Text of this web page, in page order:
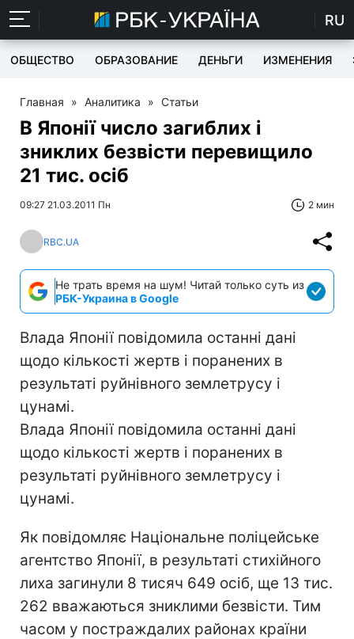
RU
ОБЩЕСТВО ОБРАЗОВАНИЕ ДЕНЬГИ ИЗМЕНЕНИЯ
Главная » Аналитика » Статьи
В Японії число загиблих і
зниклих безвісти перевищило
21 тис. осіб
09:27 21.03.2011 Пн 2 мин
RBC.UA
Не трать время на шум! Читай только суть из
РБК-Украина в Google
Влада Японії повідомила останні дані
щодо кількості жертв і поранених в
результаті руйнівного землетрусу і
цунамі.
Влада Японії повідомила останні дані
щодо кількості жертв і поранених в
результаті руйнівного землетрусу і
цунамі.
Як повідомляє Національне поліцейське
агентство Японії, в результаті стихійного
лиха загинули 8 тисяч 649 осіб, ще 13 тис.
262 вважаються зниклими безвісти. Тим
часом у постраждалих районах країни